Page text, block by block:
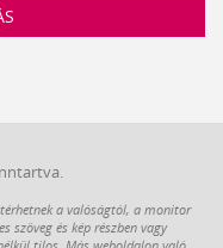
a valóságtól, a monitor
szöveg és kép részben vagy